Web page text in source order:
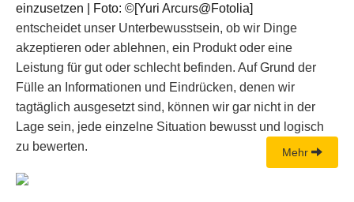
entscheidet unser Unterbewusstsein, ob wir Dinge
akzeptieren oder ablehnen, ein Produkt oder eine
Leistung für gut oder schlecht befinden. Auf Grund der
Fülle an Informationen und Eindrücken, denen wir
tagtäglich ausgesetzt sind, können wir gar nicht in der
Lage sein, jede einzelne Situation bewusst und logisch
zu bewerten.
Mehr